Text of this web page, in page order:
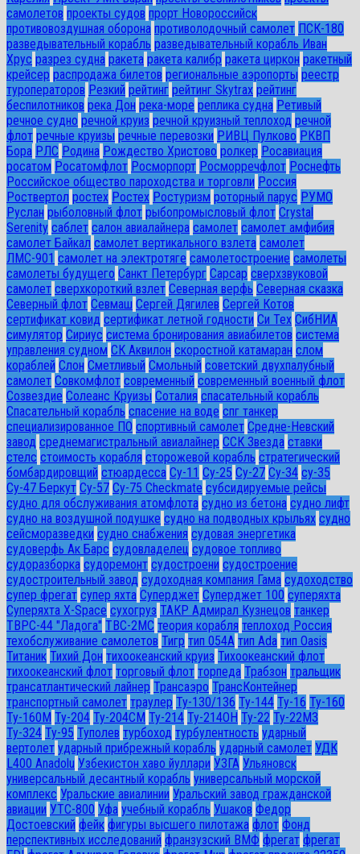
самолетов проекты судов прорт Новороссийск
противовоздушная оборона противолодочный самолет ПСК-180
разведывательный корабль разведывательный корабль Иван
Хрус разрез судна ракета ракета калибр ракета циркон ракетный
крейсер распродажа билетов региональные аэропорты реестр
туроператоров Резкий рейтинг рейтинг Skytrax рейтинг
беспилотников река Дон река-море реплика судна Ретивый
речное судно речной круиз речной круизный теплоход речной
флот речные круизы речные перевозки РИВЦ Пулково РКВП
Бора РЛС Родина Рождество Христово ролкер Росавиация
росатом Росатомфлот Росморпорт Росморречфлот Роснефть
Российское общество пароходства и торговли Россия
Роствертол ростех Ростех Ростуризм роторный парус РУМО
Руслан рыболовный флот рыбопромысловый флот Сrystal
Serenity саблет салон авиалайнера самолет самолет амфибия
самолет Байкал самолет вертикального взлета самолет
ЛМС-901 самолет на электротяге самолетостроение самолеты
самолеты будущего Санкт Петербург Сарсар сверхзвуковой
самолет сверхкороткий взлет Северная верфь Северная сказка
Северный флот Севмаш Сергей Дягилев Сергей Котов
сертификат ковид сертификат летной годности Си Тех СибНИА
симулятор Сириус система бронирования авиабилетов система
управления судном СК Аквилон скоростной катамаран слом
кораблей Слон Сметливый Смольный советский двухпалубный
самолет Совкомфлот современный современный военный флот
Созвездие Солеанс Круизы Соталия спасательный корабль
Спасательный корабль спасение на воде спг танкер
специализированное ПО спортивный самолет Средне-Невский
завод среднемагистральный авиалайнер ССК Звезда ставки
стелс стоимость корабля сторожевой корабль стратегический
бомбардировщий стюардесса Су-11 Су-25 Су-27 Су-34 су-35
Су-47 Беркут Су-57 Су-75 Checkmate субсидируемые рейсы
судно для обслуживания атомфлота судно из бетона судно лифт
судно на воздушной подушке судно на подводных крыльях судно
сейсморазведки судно снабжения судовая энергетика
судоверфь Ак Барс судовладелец судовое топливо
судоразборка судоремонт судостроени судостроение
судостроительный завод судоходная компания Гама судоходство
супер фрегат супер яхта Суперджет Суперджет 100 суперяхта
Суперяхта X-Space сухогруз ТАКР Адмирал Кузнецов танкер
ТВРС-44 "Ладога" ТВС-2МС теория корабля теплоход Россия
техобслуживание самолетов Тигр тип 054А тип Ada тип Oasis
Титаник Тихий Дон тихоокеанский круиз Тихоокеанский флот
тихоокеанский флот торговый флот торпеда Трабзон тральщик
трансатлантический лайнер Трансаэро ТрансКонтейнер
транспортный самолет траулер Ту-130/136 Ту-144 Ту-16 Ту-160
Ту-160М Ту-204 Ту-204СМ Ту-214 Ту-214ОН Ту-22 Ту-22М3
Ту-324 Ту-95 Туполев турбоход турбулентность ударный
вертолет ударный прибрежный корабль ударный самолет УДК
L400 Anadolu Узбекистон хаво йуллари УЗГА Ульяновск
универсальный десантный корабль универсальный морской
комплекс Уральские авиалинии Уральский завод гражданской
авиации УТС-800 Уфа учебный корабль Ушаков Федор
Достоевский фейк фигуры высшего пилотажа флот Фонд
перспективных исследований франзузский ВМФ фрегат фрегат